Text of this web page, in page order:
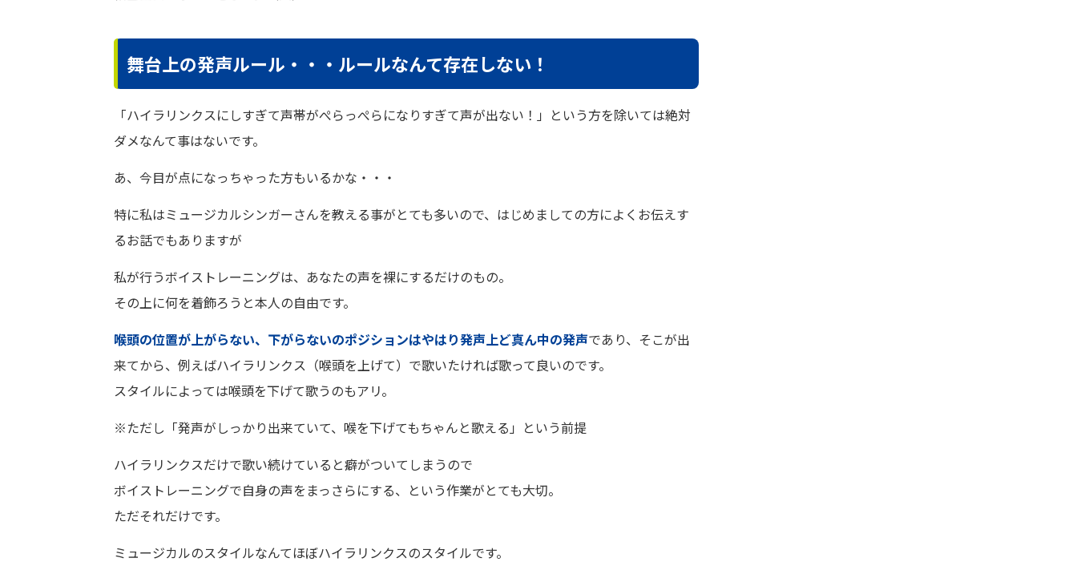
舞台上の発声ルール・・・ルールなんて存在しない！
「ハイラリンクスにしすぎて声帯がぺらっぺらになりすぎて声が出ない！」という方を除いては絶対
ダメなんて事はないです。
あ、今目が点になっちゃった方もいるかな・・・
特に私はミュージカルシンガーさんを教える事がとても多いので、はじめましての方によくお伝えす
るお話でもありますが
私が行うボイストレーニングは、あなたの声を裸にするだけのもの。
その上に何を着飾ろうと本人の自由です。
喉頭の位置が上がらない、下がらないのポジションはやはり発声上ど真ん中の発声であり、そこが出
来てから、例えばハイラリンクス（喉頭を上げて）で歌いたければ歌って良いのです。
スタイルによっては喉頭を下げて歌うのもアリ。
※ただし「発声がしっかり出来ていて、喉を下げてもちゃんと歌える」という前提
ハイラリンクスだけで歌い続けていると癖がついてしまうので
ボイストレーニングで自身の声をまっさらにする、という作業がとても大切。
ただそれだけです。
ミュージカルのスタイルなんてほぼハイラリンクスのスタイルです。